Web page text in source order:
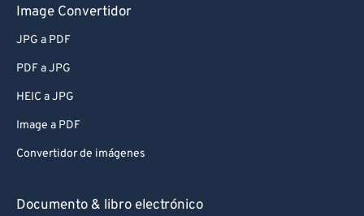
Image Convertidor
JPG a PDF
PDF a JPG
HEIC a JPG
Image a PDF
Convertidor de imágenes
Documento & libro electrónico